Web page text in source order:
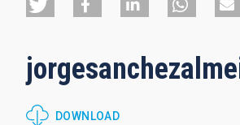
DOWNLOAD